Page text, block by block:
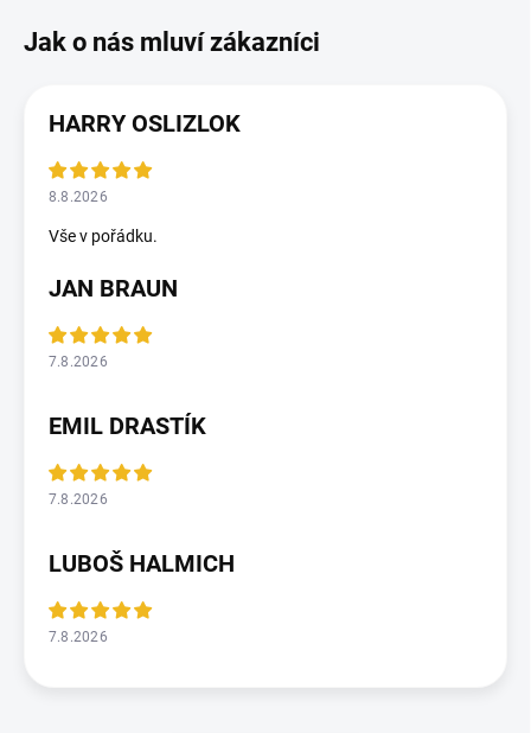
HARRY OSLIZLOK
8.8.2026
Vše v pořádku.
JAN BRAUN
7.8.2026
EMIL DRASTÍK
7.8.2026
LUBOŠ HALMICH
7.8.2026